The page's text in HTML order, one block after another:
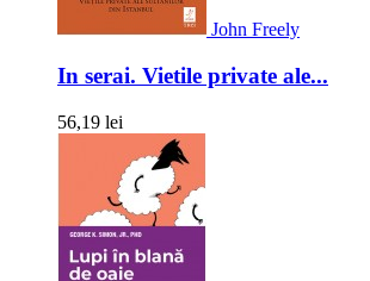
John Freely
In serai. Vietile private ale...
56,19 lei